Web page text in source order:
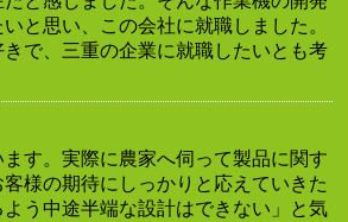
と思い、この会社に就職しました。
で、三重の企業に就職したいとも考
す。実際に農家へ伺って製品に関す
様の期待にしっかりと応えていきた
う中途半端な設計はできない」と気